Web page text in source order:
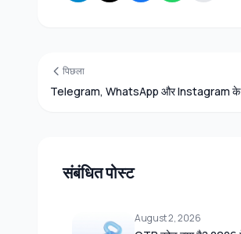
पिछला
Telegram, WhatsApp और Instagram के
संबंधित पोस्ट
August 2, 2026